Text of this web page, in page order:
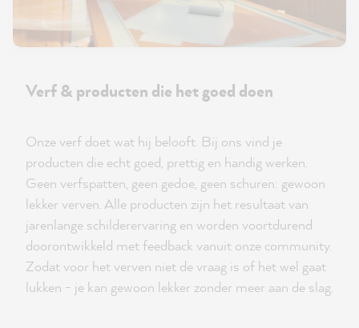
Verf & producten die het goed doen
Onze verf doet wat hij belooft. Bij ons vind je
producten die echt goed, prettig en handig werken.
Geen verfspatten, geen gedoe, geen schuren: gewoon
lekker verven. Alle producten zijn het resultaat van
jarenlange schilderervaring en worden voortdurend
doorontwikkeld met feedback vanuit onze community.
Zodat voor het verven niet de vraag is of het wel gaat
lukken - je kan gewoon lekker zonder meer aan de slag.